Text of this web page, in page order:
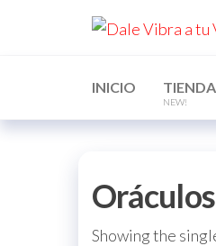
INICIO TIENDA
NEW!
Oráculos
Showing the